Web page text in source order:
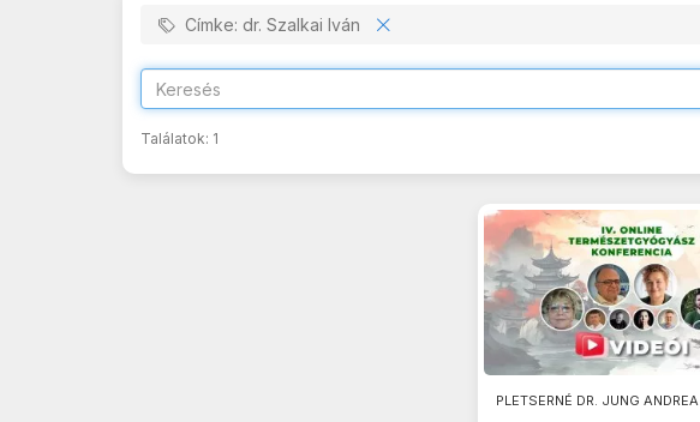
Címke: dr. Szalkai Iván
Találatok: 1
PLETSERNÉ DR. JUNG ANDREA